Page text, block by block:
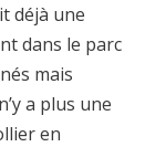
déjà une
dans le parc
mais
a plus une
en